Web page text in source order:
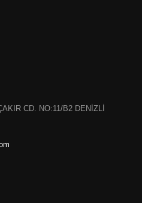
CD. NO:11/B2 DENİZLİ